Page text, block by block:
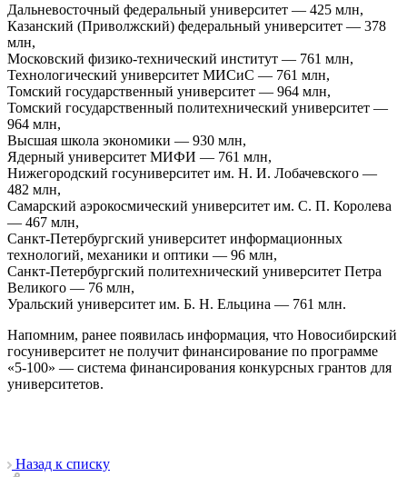
Дальневосточный федеральный университет — 425 млн,
Казанский (Приволжский) федеральный университет — 378
млн,
Московский физико-технический институт — 761 млн,
Технологический университет МИСиС — 761 млн,
Томский государственный университет — 964 млн,
Томский государственный политехнический университет —
964 млн,
Высшая школа экономики — 930 млн,
Ядерный университет МИФИ — 761 млн,
Нижегородский госуниверситет им. Н. И. Лобачевского —
482 млн,
Самарский аэрокосмический университет им. С. П. Королева
— 467 млн,
Санкт-Петербургский университет информационных
технологий, механики и оптики — 96 млн,
Санкт-Петербургский политехнический университет Петра
Великого — 76 млн,
Уральский университет им. Б. Н. Ельцина — 761 млн.
Напомним, ранее появилась информация, что Новосибирский
госуниверситет не получит финансирование по программе
«5-100» — система финансирования конкурсных грантов для
университетов.
Назад к списку